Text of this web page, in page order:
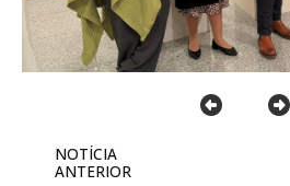
NOTÍCIA
ANTERIOR